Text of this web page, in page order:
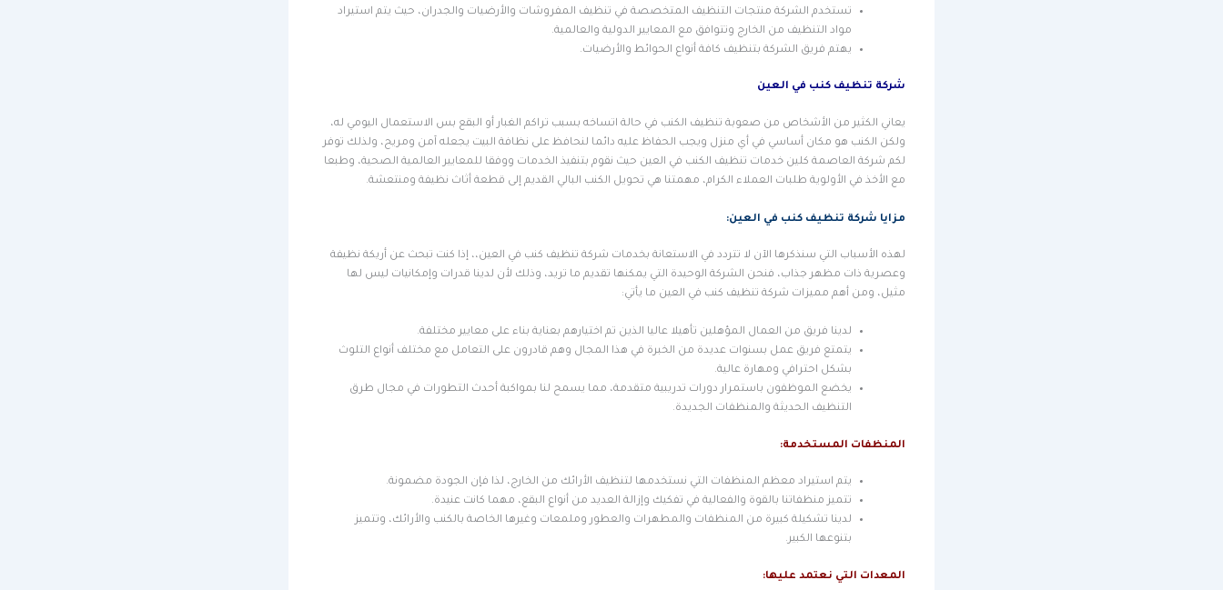
تستخدم الشركة منتجات التنظيف المتخصصة في تنظيف المفروشات والأرضيات والجدران، حيث يتم استيراد
مواد التنظيف من الخارج وتتوافق مع المعايير الدولية والعالمية.
يهتم فريق الشركة بتنظيف كافة أنواع الحوائط والأرضيات.
شركة تنظيف كنب في العين
يعاني الكثير من الأشخاص من صعوبة تنظيف الكنب في حالة اتساخه بسبب تراكم الغبار أو البقع بس الاستعمال اليومي له،
ولكن الكنب هو مكان أساسي في أي منزل ويجب الحفاظ عليه دائما لنحافظ على نظافة البيت يجعله آمن ومريح، ولذلك توفر
لكم شركة العاصمة كلين خدمات تنظيف الكنب في العين حيث نقوم بتنفيذ الخدمات ووفقا للمعايير العالمية الصحية، وطبعا
مع الأخذ في الأولوية طلبات العملاء الكرام، مهمتنا هي تحويل الكنب البالي القديم إلى قطعة أثاث نظيفة ومنتعشة.
مزايا شركة تنظيف كنب في العين:
لهذه الأسباب التي سنذكرها الآن لا تتردد في الاستعانة بخدمات شركة تنظيف كنب في العين،، إذا كنت تبحث عن أريكة نظيفة
وعصرية ذات مظهر جذاب، فنحن الشركة الوحيدة التي يمكنها تقديم ما تريد، وذلك لأن لدينا قدرات وإمكانيات ليس لها
مثيل، ومن أهم مميزات شركة تنظيف كنب في العين ما يأتي:
لدينا فريق من العمال المؤهلين تأهيلا عاليا الذين تم اختيارهم بعناية بناء على معايير مختلفة.
يتمتع فريق عمل بسنوات عديدة من الخبرة في هذا المجال وهم قادرون على التعامل مع مختلف أنواع التلوث
بشكل احترافي ومهارة عالية.
يخضع الموظفون باستمرار دورات تدريبية متقدمة، مما يسمح لنا بمواكبة أحدث التطورات في مجال طرق
التنظيف الحديثة والمنظفات الجديدة.
المنظفات المستخدمة:
يتم استيراد معظم المنظفات التي نستخدمها لتنظيف الأرائك من الخارج، لذا فإن الجودة مضمونة.
تتميز منظفاتنا بالقوة والفعالية في تفكيك وإزالة العديد من أنواع البقع، مهما كانت عنيدة.
لدينا تشكيلة كبيرة من المنظفات والمطهرات والعطور وملمعات وغيرها الخاصة بالكنب والأرائك، وتتميز
بتنوعها الكبير.
المعدات التي نعتمد عليها: